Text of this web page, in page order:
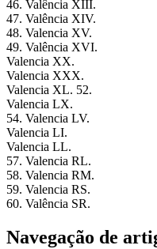
46. Valência XIII.
47. Valência XIV.
48. Valencia XV.
49. Valência XVI.
Valencia XX.
Valencia XXX.
Valencia XL. 52.
Valencia LX.
54. Valencia LV.
Valencia LI.
Valencia LL.
57. Valencia RL.
58. Valencia RM.
59. Valencia RS.
60. Valência SR.
Navegação de